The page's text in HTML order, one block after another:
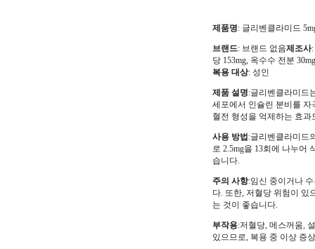
제품명: 글리벤클라미드
브랜드: 브랜드 없음제조사
당 153mg, 옥수수 전분
복용 대상: 성인
제품 설명:글리벤클라미드
세포에서 인슐린 분비를
혈전 형성을 억제하는 효
사용 방법 :글리벤클라미드
로 2.5mg을 13회에 나누어
습니다.
주의 사항:임신 중이거나
다. 또한, 저혈당 위험이 있
는 것이 좋습니다.
부작용:저혈당, 메스꺼움,
있으므로, 복용 중 이상 증